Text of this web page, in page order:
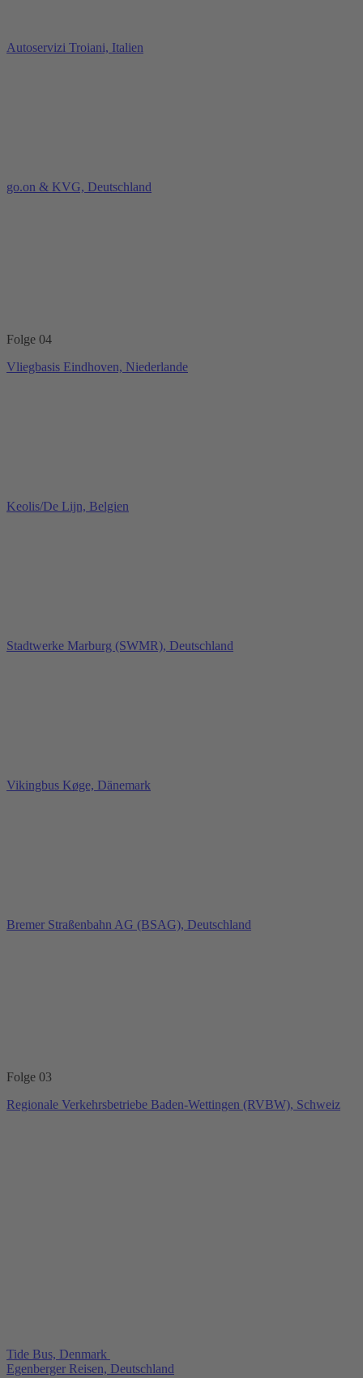
Autoservizi Troiani, Italien
go.on & KVG, Deutschland
Folge 04
Vliegbasis Eindhoven, Niederlande
Keolis/De Lijn, Belgien
Stadtwerke Marburg (SWMR), Deutschland
Vikingbus Køge, Dänemark
Bremer Straßenbahn AG (BSAG), Deutschland
Folge 03
Regionale Verkehrsbetriebe Baden‑Wettingen (RVBW), Schweiz
Tide Bus, Denmark
Egenberger Reisen, Deutschland